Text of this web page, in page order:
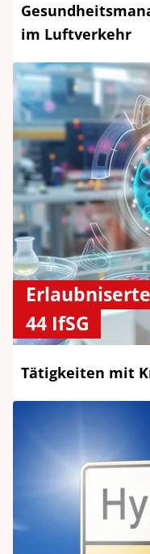
im Luftverkehr ​
44 IfSG
Tätigkeiten mit